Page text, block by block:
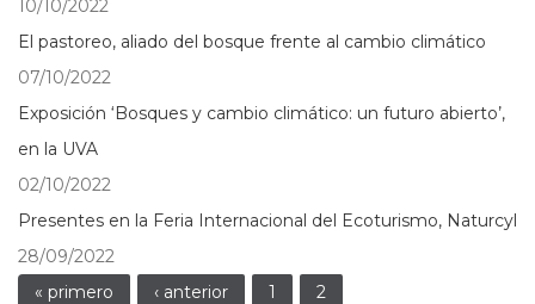
10/10/2022
El pastoreo, aliado del bosque frente al cambio climático
07/10/2022
Exposición ‘Bosques y cambio climático: un futuro abierto’,
en la UVA
02/10/2022
Presentes en la Feria Internacional del Ecoturismo, Naturcyl
28/09/2022
« primero ‹ anterior 1
2